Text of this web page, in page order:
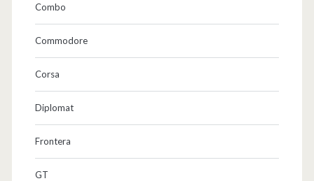
Combo
Commodore
Corsa
Diplomat
Frontera
GT